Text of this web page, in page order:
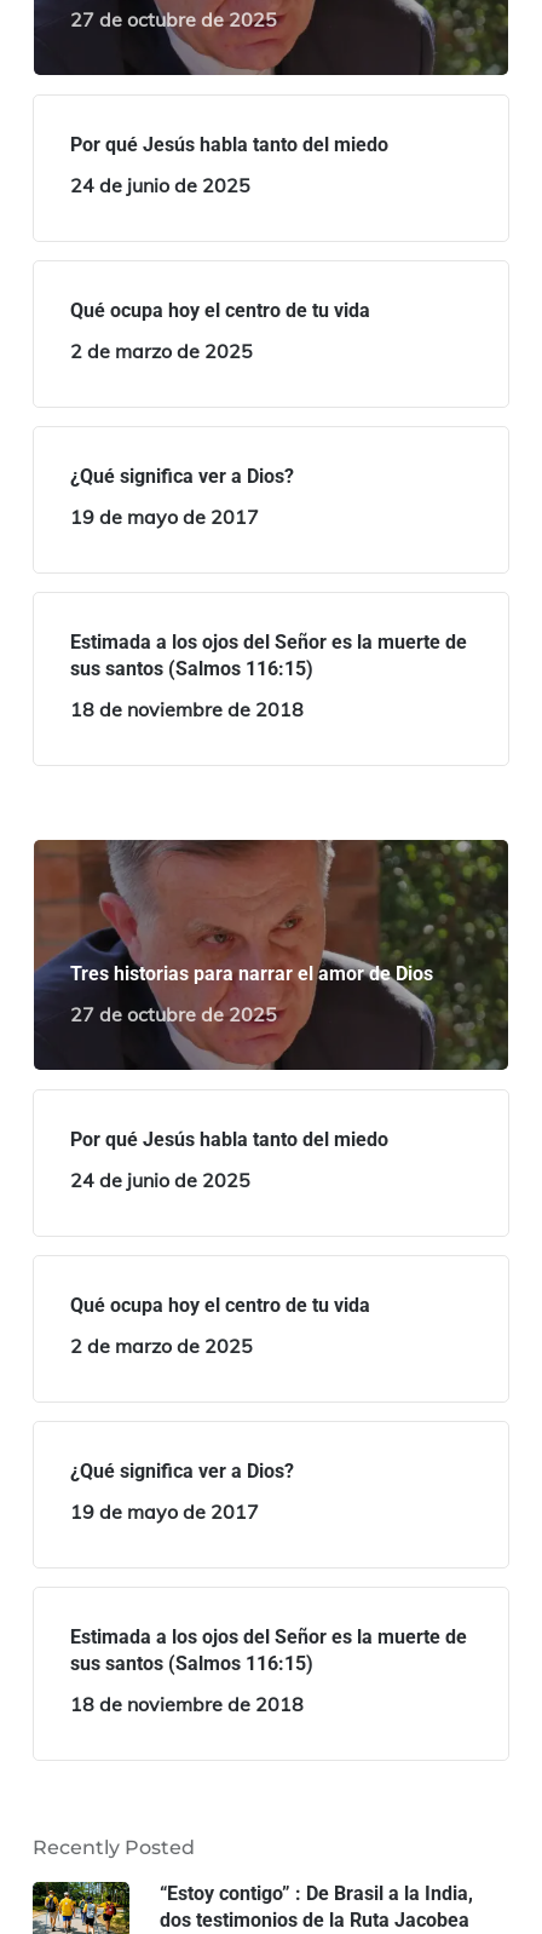
27 de octubre de 2025
Por qué Jesús habla tanto del miedo
24 de junio de 2025
Qué ocupa hoy el centro de tu vida
2 de marzo de 2025
¿Qué significa ver a Dios?
19 de mayo de 2017
Estimada a los ojos del Señor es la muerte de
sus santos (Salmos 116:15)
18 de noviembre de 2018
Tres historias para narrar el amor de Dios
27 de octubre de 2025
Por qué Jesús habla tanto del miedo
24 de junio de 2025
Qué ocupa hoy el centro de tu vida
2 de marzo de 2025
¿Qué significa ver a Dios?
19 de mayo de 2017
Estimada a los ojos del Señor es la muerte de
sus santos (Salmos 116:15)
18 de noviembre de 2018
Recently Posted
“Estoy contigo” : De Brasil a la India,
dos testimonios de la Ruta Jacobea